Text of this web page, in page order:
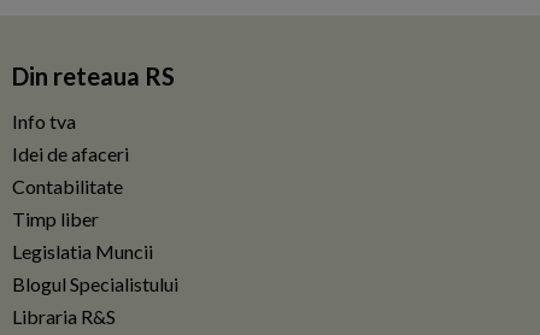
Din reteaua RS
Info tva
Idei de afaceri
Contabilitate
Timp liber
Legislatia Muncii
Blogul Specialistului
Libraria R&S